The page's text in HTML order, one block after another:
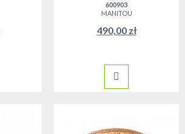
600903
MANITOU
490,00 zł